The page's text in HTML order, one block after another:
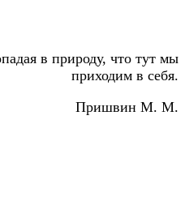
в природу, что тут мы
приходим в себя.
Пришвин М. М.